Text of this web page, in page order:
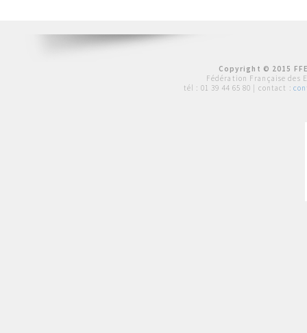
Copyright © 2015
Fédération Française des
tél : 01 39 44 65 80 | contact :